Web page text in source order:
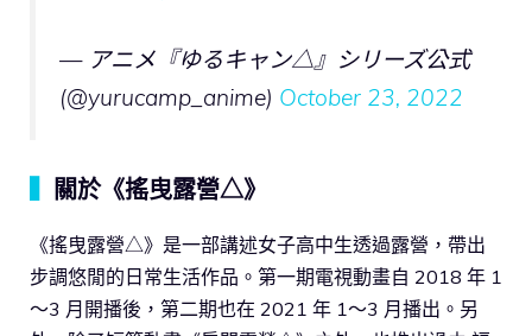
— アニメ『ゆるキャン△』シリーズ公式
(@yurucamp_anime) October 23, 2022
關於《搖曳露營△》
《搖曳露營△》是一部講述女子高中生透過露營，帶出
步調悠閒的日常生活作品。第一期電視動畫自 2018 年 1
～3 月開播後，第二期也在 2021 年 1～3 月播出。另